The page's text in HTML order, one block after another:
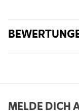
MELDE DICH